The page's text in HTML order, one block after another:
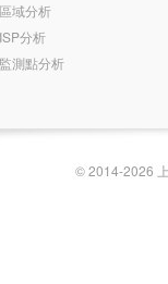
區域分析
ISP分析
監測點分析
© 2014-2026